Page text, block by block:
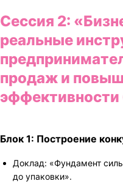
Сессия 2:
реальные
продаж и
эффективности
Блок 1: Построение
Доклад: «Фундамент
до упаковки».